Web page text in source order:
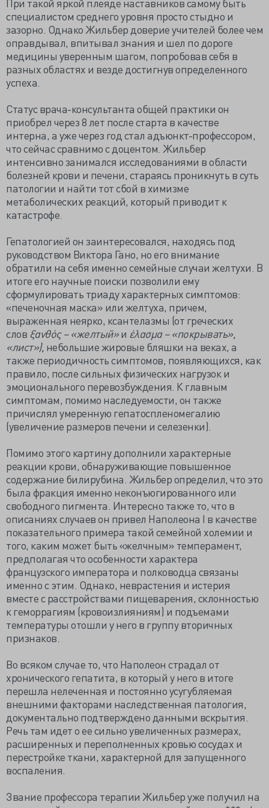
При такой яркой плеяде наставников самому быть
специалистом среднего уровня просто стыдно и
зазорно. Однако Жильбер доверие учителей более чем
оправдывал, впитывал знания и шел по дороге
медицины уверенным шагом, попробовав себя в
разных областях и везде достигнув определенного
успеха.
Статус врача-консультанта общей практики он
приобрел через 8 лет после старта в качестве
интерна, а уже через год стал адъюнкт-профессором,
что сейчас сравнимо с доцентом. Жильбер
интенсивно занимался исследованиями в области
болезней крови и печени, стараясь проникнуть в суть
патологии и найти тот сбой в химизме
метаболических реакций, который приводит к
катастрофе.
Гепатологией он заинтересовался, находясь под
руководством Виктора Гано, но его внимание
обратили на себя именно семейные случаи желтухи. В
итоге его научные поиски позволили ему
сформулировать триаду характерных симптомов:
«печеночная маска» или желтуха, причем,
выраженная неярко, ксантелазмы (от греческих
слов ξανθός – «желтый»и έλασμα – «покрывать»,
«лист»), небольшие жировые бляшки на веках, а
также периодичность симптомов, появляющихся, как
правило, после сильных физических нагрузок и
эмоционального перевозбуждения. К главным
симптомам, помимо наследуемости, он также
причислял умеренную гепатоспленомегалию
(увеличение размеров печени и селезенки).
Помимо этого картину дополнили характерные
реакции крови, обнаруживающие повышенное
содержание билирубина. Жильбер определил, что это
была фракция именно неконъюгированного или
свободного пигмента. Интересно также то, что в
описаниях случаев он привел Наполеона I в качестве
показательного примера такой семейной холемии и
того, каким может быть «желчным» темперамент,
предполагая что особенности характера
французского императора и полководца связаны
именно с этим. Однако, неврастения и истерия
вместе с расстройствами пищеварения, склонностью
к геморрагиям (кровоизлияниям) и подъемами
температуры отошли у него в группу вторичных
признаков.
Во всяком случае то, что Наполеон страдал от
хронического гепатита, в который у него в итоге
перешла нелеченная и постоянно усугубляемая
внешними факторами наследственная патология,
документально подтверждено данными вскрытия.
Речь там идет о ее сильно увеличенных размерах,
расширенных и переполненных кровью сосудах и
перестройке ткани, характерной для запущенного
воспаления.
Звание профессора терапии Жильбер уже получил на